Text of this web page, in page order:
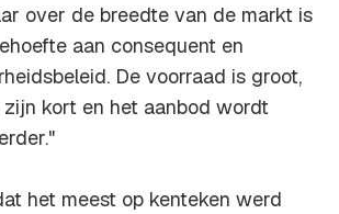
over de breedte van de markt is
aan consequent en
De voorraad is groot,
kort en het aanbod wordt
het meest op kenteken werd